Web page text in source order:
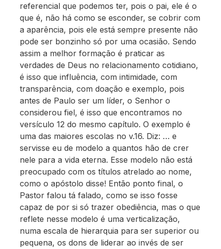
referencial que podemos ter, pois o pai, ele é o
que é, não há como se esconder, se cobrir com
a aparência, pois ele está sempre presente não
pode ser bonzinho só por uma ocasião. Sendo
assim a melhor formação é praticar as
verdades de Deus no relacionamento cotidiano,
é isso que influência, com intimidade, com
transparência, com doação e exemplo, pois
antes de Paulo ser um líder, o Senhor o
considerou fiel, é isso que encontramos no
versículo 12 do mesmo capítulo. O exemplo é
uma das maiores escolas no v.16. Diz: … e
servisse eu de modelo a quantos hão de crer
nele para a vida eterna. Esse modelo não está
preocupado com os títulos atrelado ao nome,
como o apóstolo disse! Então ponto final, o
Pastor falou tá falado, como se isso fosse
capaz de por si só trazer obediência, mas o que
reflete nesse modelo é uma verticalização,
numa escala de hierarquia para ser superior ou
pequena, os dons de liderar ao invés de ser